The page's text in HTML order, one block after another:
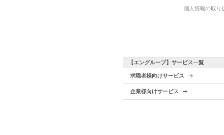
個人情報の取り
【エングループ】サービス一覧
求職者様向けサービス
企業様向けサービス